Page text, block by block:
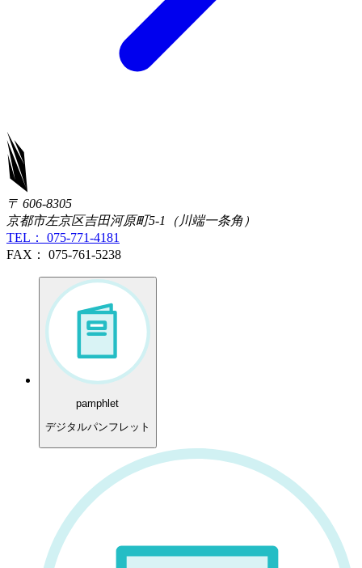
〒 606-8305
京都市左京区吉田河原町5-1（川端一条角）
TEL： 075-771-4181
FAX： 075-761-5238
pamphlet
デジタルパンフレット